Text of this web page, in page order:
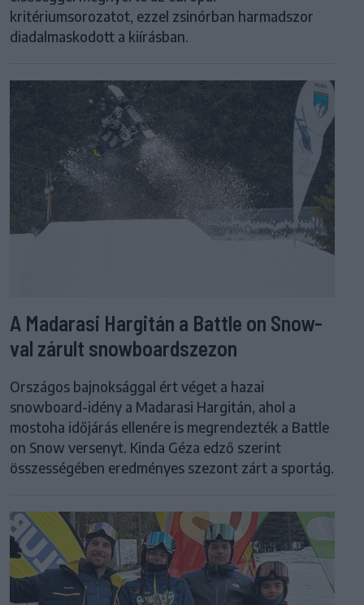
kritériumsorozatot, ezzel zsinórban harmadszor
diadalmaskodott a kiírásban.
A Madarasi Hargitán a Battle on Snow-
val zárult snowboardszezon
Országos bajnoksággal ért véget a hazai
snowboard-idény a Madarasi Hargitán, ahol a
mostoha időjárás ellenére is megrendezték a Battle
on Snow versenyt. Kinda Géza edző szerint
összességében eredményes szezont zárt a sportág.